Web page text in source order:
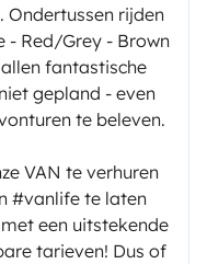
Ondertussen rijden
- Red/Grey - Brown
fantastische
gepland - even
te beleven.
VAN te verhuren
#vanlife te laten
een uitstekende
tarieven! Dus of